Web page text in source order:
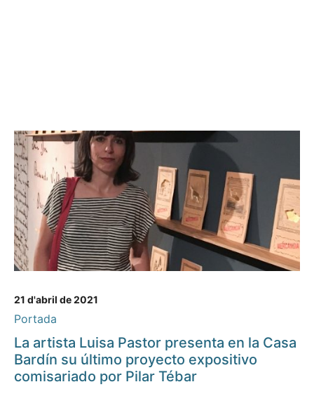
21 d'abril de 2021
Portada
La artista Luisa Pastor presenta en la Casa
Bardín su último proyecto expositivo
comisariado por Pilar Tébar